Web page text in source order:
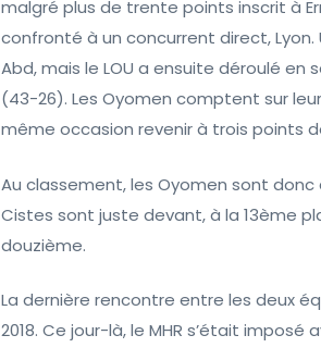
malgré plus de trente points inscrit à
confronté à un concurrent direct,
Abd, mais le LOU a ensuite déroulé
(43-26). Les Oyomen comptent sur
même occasion revenir à trois points
Au classement, les Oyomen sont
Cistes sont juste devant, à la 13ème
douzième.
La dernière rencontre entre les deux
2018. Ce jour-là, le MHR s’était